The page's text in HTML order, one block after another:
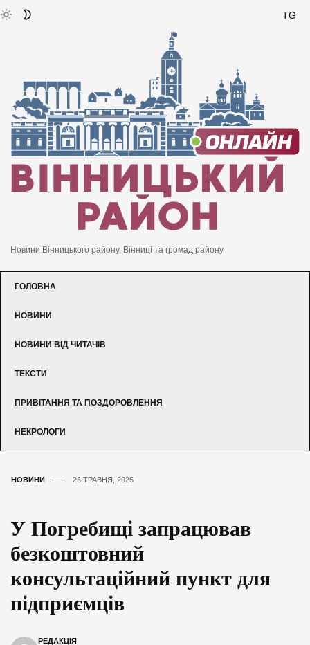
TG
Новини Вінницького району, Вінниці та громад району
ГОЛОВНА
НОВИНИ
НОВИНИ ВІД ЧИТАЧІВ
ТЕКСТИ
ПРИВІТАННЯ ТА ПОЗДОРОВЛЕННЯ
НЕКРОЛОГИ
НОВИНИ 26 ТРАВНЯ, 2025
У Погребищі запрацював
безкоштовний
консультаційний пункт для
підприємців
РЕДАКЦІЯ